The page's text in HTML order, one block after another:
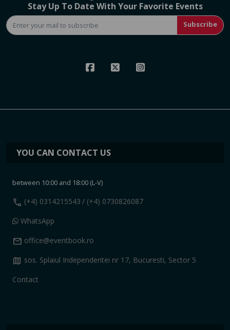
Stay Up To Date With Your Favorite Events
Subscribe
YOU CAN CONTACT US
between 10:00 and 18:00 (L-V)
call (+4) 0314215543 / (+4) 0730826087
WhatsApp
mail office@eventbook.ro
map sos. Splaiul Independentei nr 17, Bucuresti, Sector 5
Contact